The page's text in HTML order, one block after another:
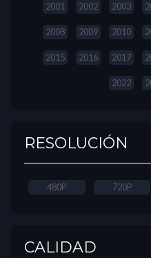
2001 2002 2003
2008 2009 2010
2015 2016 2017
2022
RESOLUCIÓN
480P 720P
CALIDAD